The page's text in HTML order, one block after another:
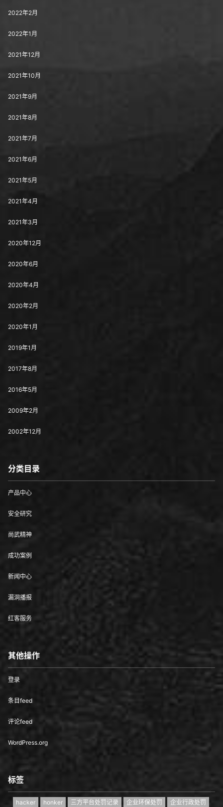
2022年2月
2022年1月
2021年12月
2021年10月
2021年9月
2021年8月
2021年7月
2021年6月
2021年5月
2021年4月
2021年3月
2020年12月
2020年6月
2020年4月
2020年2月
2020年1月
2019年1月
2017年8月
2016年5月
2009年2月
2002年12月
分类目录
产品中心
安全研究
尚武精神
成功案例
新闻中心
漏洞播报
红客服务
其他操作
登录
条目feed
评论feed
WordPress.org
标签
hacker honker 三方平台处罚记录 企业环保处罚 企业行政处罚